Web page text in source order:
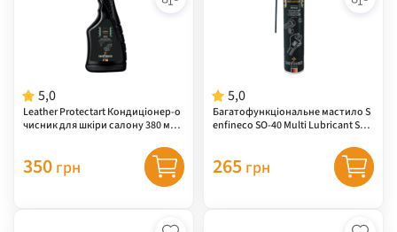
5,0
Leather Protectart Кондиціонер-о
чисник для шкіри салону 380 мл
350 грн
5,0
Багатофункціональне мастило S
enfineco SO-40 Multi Lubricant Sma
265 грн